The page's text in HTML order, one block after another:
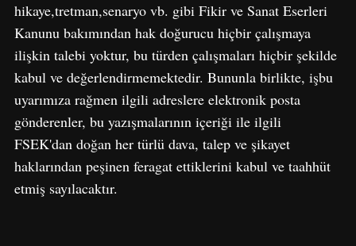
hikaye,tretman,senaryo vb. gibi Fikir ve Sanat Eserleri
Kanunu bakımından hak doğurucu hiçbir çalışmaya
ilişkin talebi yoktur, bu türden çalışmaları hiçbir şekilde
kabul ve değerlendirmemektedir. Bununla birlikte, işbu
uyarımıza rağmen ilgili adreslere elektronik posta
gönderenler, bu yazışmalarının içeriği ile ilgili
FSEK'dan doğan her türlü dava, talep ve şikayet
haklarından peşinen feragat ettiklerini kabul ve taahhüt
etmiş sayılacaktır.
S
e
a
h
f
o